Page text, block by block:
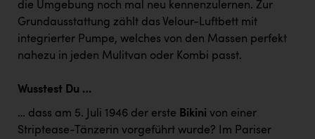
die Umgebung noch mal neu kennenzulernen. Zur
Grundausstattung zählt das Velour-Luftbett mit
integrierter Pumpe, welches von den Massen perfekt
nahezu in jeden Mulitvan oder Kombi passt.
Wusstest Du …
… dass am 5. Juli 1946 der erste Bikini von einer
Striptease-Tänzerin vorgeführt wurde? Im Pariser